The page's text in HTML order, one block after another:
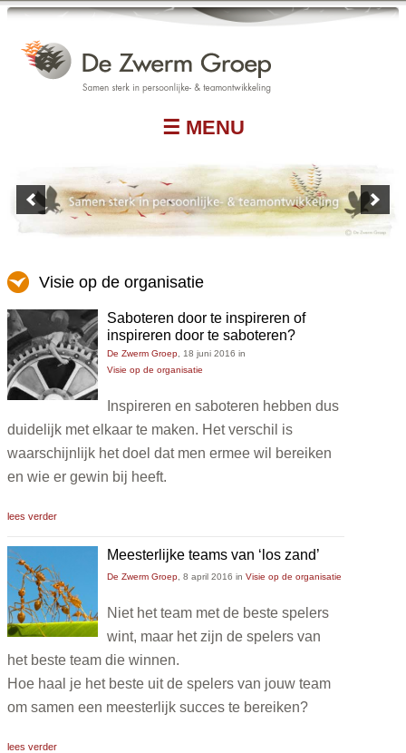
☰ MENU
Visie op de organisatie
Saboteren door te inspireren of
inspireren door te saboteren?
De Zwerm Groep 18 juni 2016 in
Visie op de organisatie
Inspireren en saboteren hebben dus
duidelijk met elkaar te maken. Het verschil is
waarschijnlijk het doel dat men ermee wil bereiken
en wie er gewin bij heeft.
lees verder
Meesterlijke teams van ‘los zand’
De Zwerm Groep 8 april 2016 in Visie op de organisatie
Niet het team met de beste spelers
wint, maar het zijn de spelers van
het beste team die winnen.
Hoe haal je het beste uit de spelers van jouw team
om samen een meesterlijk succes te bereiken?
lees verder